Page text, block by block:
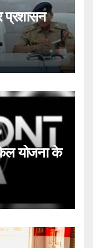
प्रशासन
योजना के